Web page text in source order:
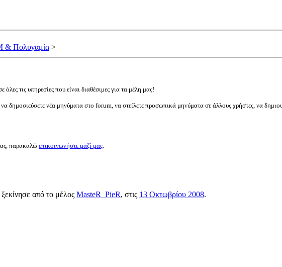
& Πολυγαμία >
τις υπηρεσίες που είναι διαθέσιμες για τα μέλη μας!
δημοσιεύσετε νέα μηνύματα στο forum, να στείλετε προσωπικά μηνύματα σε άλλους χρήστες, να
παρακαλώ επικοινωνήστε μαζί μας.
από το μέλος MasteR_PieR, στις 13 Οκτωβρίου 2008.